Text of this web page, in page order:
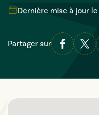
Dernière mise à jour le
Partager sur